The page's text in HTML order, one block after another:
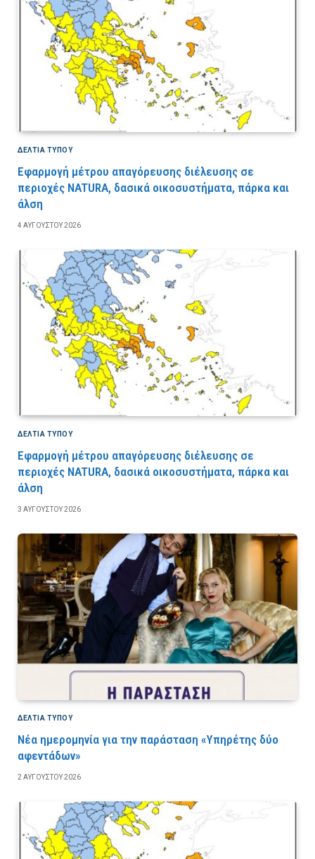
ΔΕΛΤΙΑ ΤΥΠΟΥ
Εφαρμογή μέτρου απαγόρευσης διέλευσης σε
περιοχές NATURA, δασικά οικοσυστήματα, πάρκα και
άλση
4 ΑΥΓΟΎΣΤΟΥ 2026
ΔΕΛΤΙΑ ΤΥΠΟΥ
Εφαρμογή μέτρου απαγόρευσης διέλευσης σε
περιοχές NATURA, δασικά οικοσυστήματα, πάρκα και
άλση
3 ΑΥΓΟΎΣΤΟΥ 2026
ΔΕΛΤΙΑ ΤΥΠΟΥ
Νέα ημερομηνία για την παράσταση «Υπηρέτης δύο
αφεντάδων»
2 ΑΥΓΟΎΣΤΟΥ 2026